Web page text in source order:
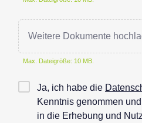
Weitere Dokumente
Max. Dateigröße: 10 MB.
Checkbox
Datenschutz*
Ja, ich habe die
Kenntnis genommen
in die Erhebung und